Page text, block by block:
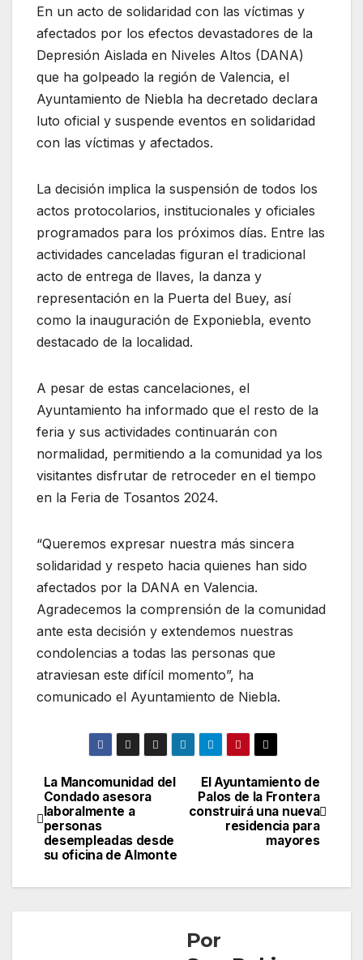
En un acto de solidaridad con las víctimas y
afectados por los efectos devastadores de la
Depresión Aislada en Niveles Altos (DANA)
que ha golpeado la región de Valencia, el
Ayuntamiento de Niebla ha decretado declara
luto oficial y suspende eventos en solidaridad
con las víctimas y afectados.
La decisión implica la suspensión de todos los
actos protocolarios, institucionales y oficiales
programados para los próximos días. Entre las
actividades canceladas figuran el tradicional
acto de entrega de llaves, la danza y
representación en la Puerta del Buey, así
como la inauguración de Exponiebla, evento
destacado de la localidad.
A pesar de estas cancelaciones, el
Ayuntamiento ha informado que el resto de la
feria y sus actividades continuarán con
normalidad, permitiendo a la comunidad ya los
visitantes disfrutar de retroceder en el tiempo
en la Feria de Tosantos 2024.
“Queremos expresar nuestra más sincera
solidaridad y respeto hacia quienes han sido
afectados por la DANA en Valencia.
Agradecemos la comprensión de la comunidad
ante esta decisión y extendemos nuestras
condolencias a todas las personas que
atraviesan este difícil momento”, ha
comunicado el Ayuntamiento de Niebla.
Navegación
de
entradas
El Ayuntamiento de
Palos de la Frontera
construirá una nueva
residencia para
mayores
La Mancomunidad del
Condado asesora
laboralmente a
personas
desempleadas desde
su oficina de Almonte
Por